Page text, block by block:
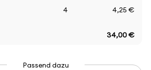
4 4,25 €
34,00 €
Passend dazu